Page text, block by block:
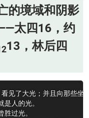
的境域和阴影
太四16，约
13，林后四
见了大光；并且向那些
人的光。
过光。